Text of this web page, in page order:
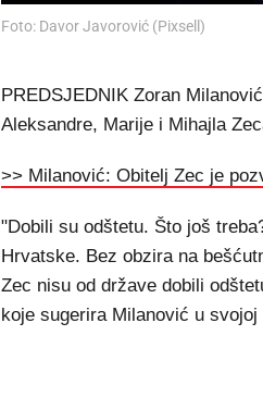
Foto: Davor Javorović (Pixsell)
PREDSJEDNIK Zoran
Aleksandre, Marije i Mihajla
>> Milanović: Obitelj Zec je
"Dobili su odštetu. Što još
Hrvatske. Bez obzira na
Zec nisu od države dobili
koje sugerira Milanović u